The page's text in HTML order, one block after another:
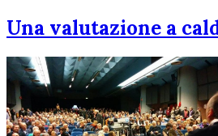
Una valutazione a